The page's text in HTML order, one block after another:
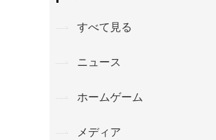
すべて見る
ニュース
ホームゲーム
メディア